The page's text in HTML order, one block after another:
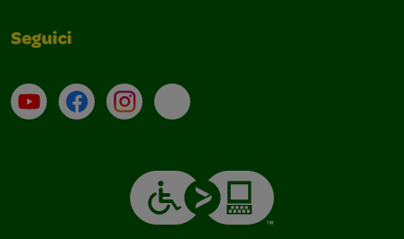
Seguici
Su YouTube
ContattiProfilo Instagram
Email